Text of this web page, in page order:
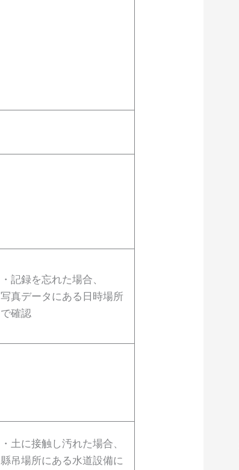
・記録を忘れた場合、
写真データにある日時場所
で確認
・土に接触し汚れた場合、
縣吊場所にある水道設備に